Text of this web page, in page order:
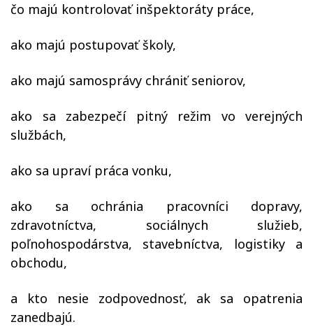
čo majú kontrolovať inšpektoráty práce,
ako majú postupovať školy,
ako majú samosprávy chrániť seniorov,
ako sa zabezpečí pitný režim vo verejných
službách,
ako sa upraví práca vonku,
ako sa ochránia pracovníci dopravy,
zdravotníctva, sociálnych služieb,
poľnohospodárstva, stavebníctva, logistiky a
obchodu,
a kto nesie zodpovednosť, ak sa opatrenia
zanedbajú.